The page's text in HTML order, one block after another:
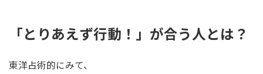
「とりあえず行動！」が合う人とは？
東洋占術的にみて、